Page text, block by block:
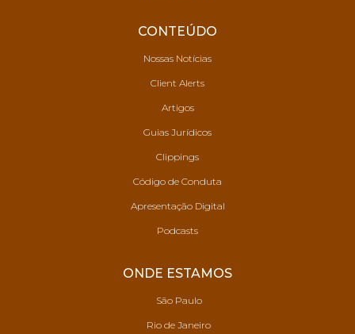
CONTEÚDO
Nossas Notícias
Client Alerts
Artigos
Guias Jurídicos
Clippings
Código de Conduta
Apresentação Digital
Podcasts
ONDE ESTAMOS
São Paulo
Rio de Janeiro